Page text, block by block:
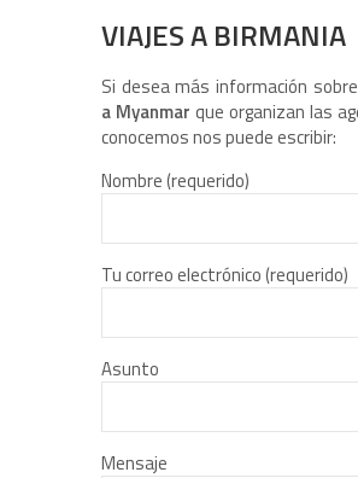
VIAJES A BIRMANIA
Si desea más información
a Myanmar que organizan las
conocemos nos puede escribir:
Nombre (requerido)
Tu correo electrónico (requerido)
Asunto
Mensaje